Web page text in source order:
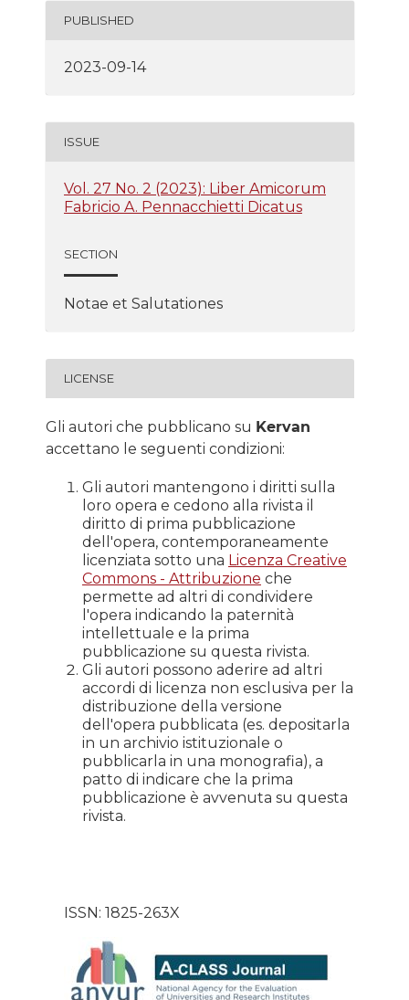
PUBLISHED
2023-09-14
ISSUE
Vol. 27 No. 2 (2023): Liber Amicorum
Fabricio A. Pennacchietti Dicatus
SECTION
Notae et Salutationes
LICENSE
Gli autori che pubblicano su Kervan
accettano le seguenti condizioni:
Gli autori mantengono i diritti sulla
loro opera e cedono alla rivista il
diritto di prima pubblicazione
dell'opera, contemporaneamente
licenziata sotto una Licenza Creative
Commons - Attribuzione che
permette ad altri di condividere
l'opera indicando la paternità
intellettuale e la prima
pubblicazione su questa rivista.
Gli autori possono aderire ad altri
accordi di licenza non esclusiva per la
distribuzione della versione
dell'opera pubblicata (es. depositarla
in un archivio istituzionale o
pubblicarla in una monografia), a
patto di indicare che la prima
pubblicazione è avvenuta su questa
rivista.
ISSN: 1825-263X